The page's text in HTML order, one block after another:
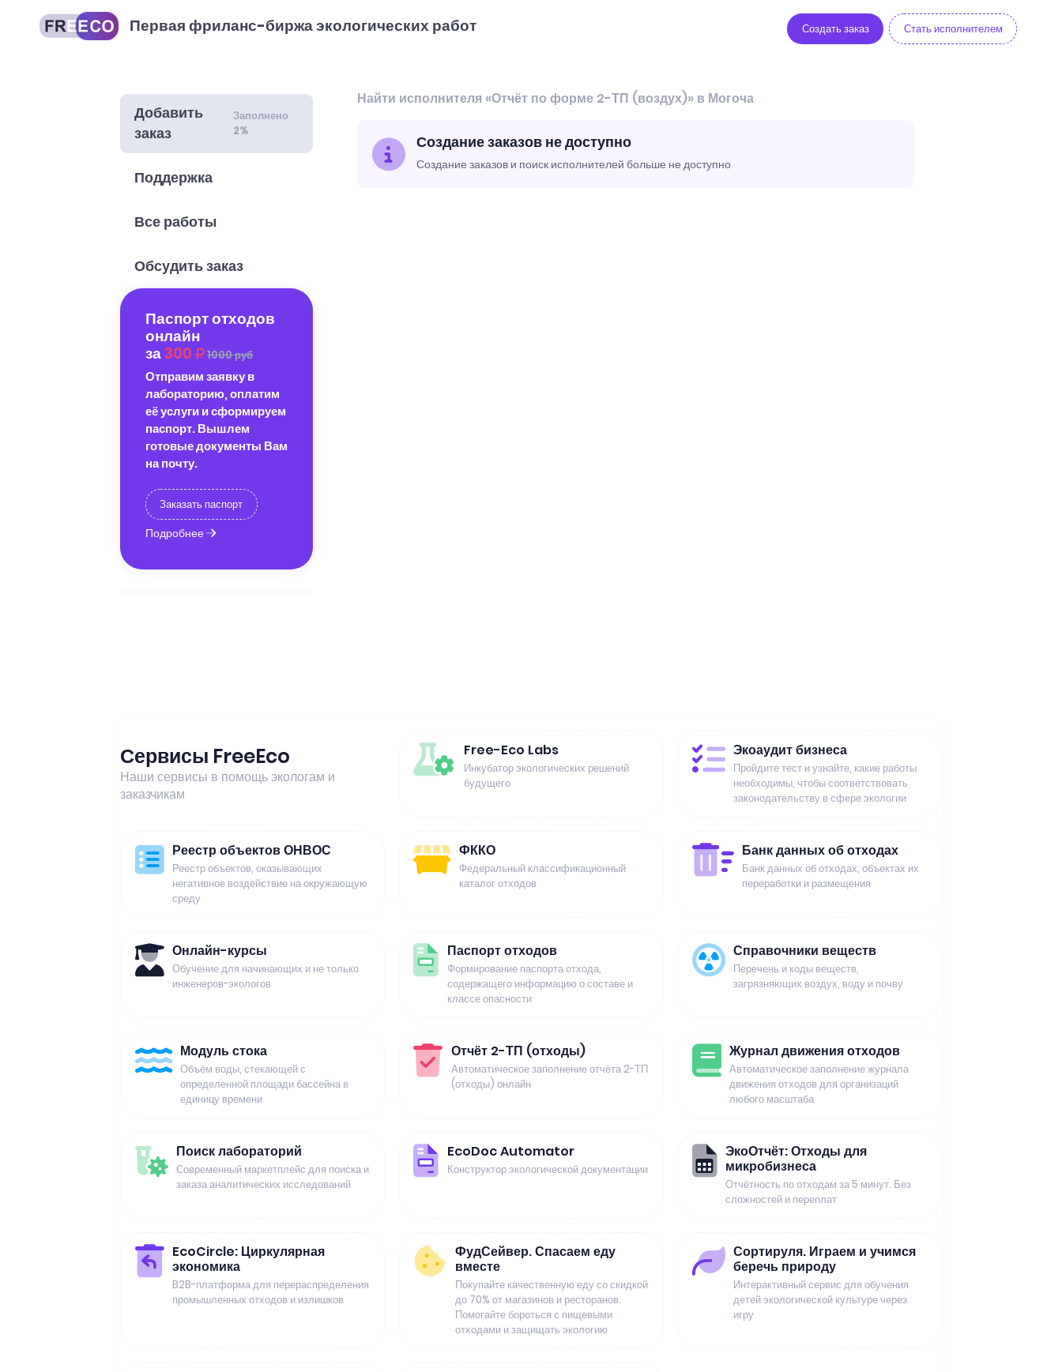
Первая фриланс-биржа экологических работ Создать заказ Стать исполнителем
Добавить
заказ
Заполнено
2%
Поддержка
Все работы
Обсудить заказ
Паспорт отходов
онлайн
за300 1000 руб
Отправим заявку в
лабораторию, оплатим
её услуги и сформируем
паспорт. Вышлем
готовые документы Вам
на почту.
Заказать паспорт
Подробнее
Найти исполнителя «Отчёт по форме 2-ТП (воздух)» в Могоча
Создание заказов не доступно
Создание заказов и поиск исполнителей больше не доступно
Сервисы FreeEco
Наши сервисы в помощь экологам и
заказчикам
Free-Eco Labs
Инкубатор экологических решений
будущего
Экоаудит бизнеса
Пройдите тест и узнайте, какие работы
необходимы, чтобы соответствовать
законодательству в сфере экологии
Реестр объектов ОНВОС
Реестр объектов, оказывающих
негативное воздействие на окружающую
среду
ФККО
Федеральный классификационный
каталог отходов
Банк данных об отходах
Банк данных об отходах, объектах их
переработки и размещения
Онлайн-курсы
Обучение для начинающих и не только
инженеров-экологов
Паспорт отходов
Формирование паспорта отхода,
содержащего информацию о составе и
классе опасности
Справочники веществ
Перечень и коды веществ,
загрязняющих воздух, воду и почву
Модуль стока
Объём воды, стекающей с
определенной площади бассейна в
единицу времени
Отчёт 2-ТП (отходы)
Автоматическое заполнение отчёта 2-ТП
(отходы) онлайн
Журнал движения отходов
Автоматическое заполнение журнала
движения отходов для организаций
любого масштаба
Поиск лабораторий
Современный маркетплейс для поиска и
заказа аналитических исследований
EcoDoc Automator
Конструктор экологической документации
ЭкоОтчёт: Отходы для
микробизнеса
Отчётность по отходам за 5 минут. Без
сложностей и переплат
EcoCircle: Циркулярная
экономика
B2B-платформа для перераспределения
промышленных отходов и излишков
ФудСейвер. Спасаем еду
вместе
Покупайте качественную еду со скидкой
до 70% от магазинов и ресторанов.
Помогайте бороться с пищевыми
отходами и защищать экологию
Сортируля. Играем и учимся
беречь природу
Интерактивный сервис для обучения
детей экологической культуре через
игру